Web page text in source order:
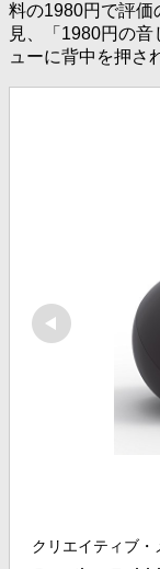
料の1980円で評価
見、「1980円の
ューに背中を押さ
クリエイティブ・